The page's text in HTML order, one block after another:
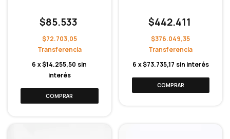
$85.533
$72.703,05
6 x$14.255,50 sin
interés
$442.411
$376.049,35
6 x$73.735,17 sin interés